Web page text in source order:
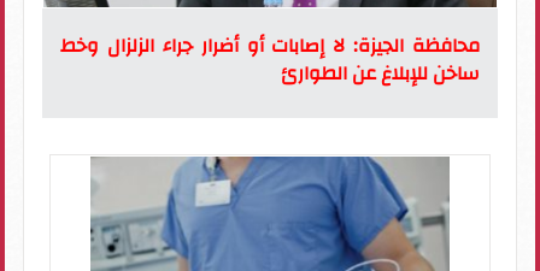
محافظة الجيزة: لا إصابات أو أضرار جراء الزلزال وخط
ساخن للإبلاغ عن الطوارئ